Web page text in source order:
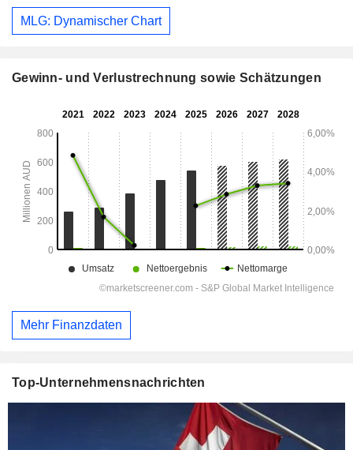
MLG: Dynamischer Chart
Gewinn- und Verlustrechnung sowie Schätzungen
Mehr Finanzdaten
Top-Unternehmensnachrichten